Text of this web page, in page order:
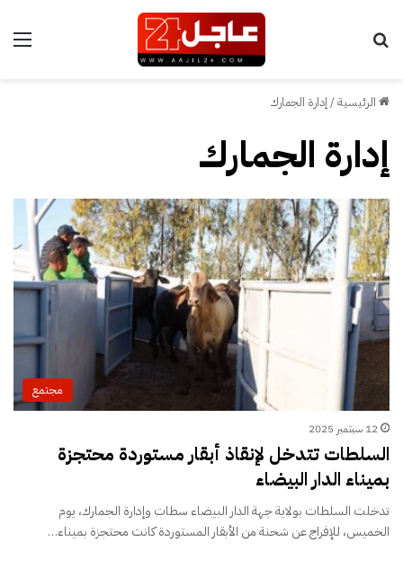
الرئيسية/ إدارة الجمارك
إدارة الجمارك
مجتمع
12 سبتمبر 2025
السلطات تتدخل لإنقاذ أبقار مستوردة محتجزة
بميناء الدار البيضاء
تدخلت السلطات بولاية جهة الدار البيضاء سطات وإدارة الجمارك، يوم
الخميس، للإفراج عن شحنة من الأبقار المستوردة كانت محتجزة بميناء…